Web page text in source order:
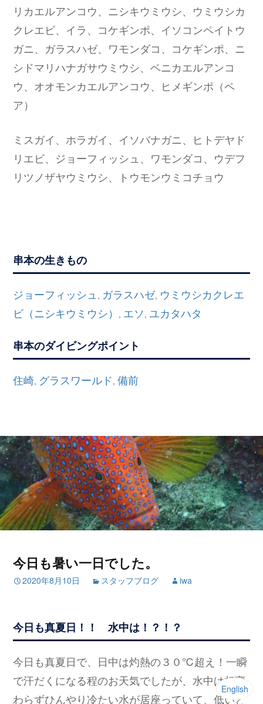
リカエルアンコウ、ニシキウミウシ、ウミウシカ
クレエビ、イラ、コケギンポ、イソコンペイトウ
ガニ、ガラスハゼ、ワモンダコ、コケギンポ、ニ
シドマリハナガサウミウシ、ベニカエルアンコ
ウ、オオモンカエルアンコウ、ヒメギンポ（ペ
ア）
ミスガイ、ホラガイ、イソバナガニ、ヒトデヤド
リエビ、ジョーフィッシュ、ワモンダコ、ウデフ
リツノザヤウミウシ、トウモンウミコチョウ
串本の生きもの
ジョーフィッシュ , ガラスハゼ, ウミウシカクレエ
ビ（ニシキウミウシ） , エソ,ユカタハタ
串本のダイビングポイント
住崎, グラスワールド,備前
今日も暑い一日でした。
2020年8月10日 スタッフブログ iwa
今日も真夏日！！ 水中は！？！？
今日も真夏日で、日中は灼熱の３０℃超え！一瞬
で汗だくになる程のお天気でしたが、水中は相変
わらずひんやり冷たい水が居座っていて、低いと
English